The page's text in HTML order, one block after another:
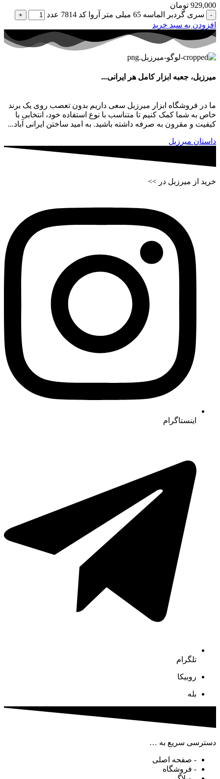
929,000 تومان
سری گردبر الماسه 65 میلی متر آروا کد 7814 عدد
افزودن به سبد خرید
میرزبل، جعبه ابزار کامل هر ایرانی...
ما در فروشگاه ابزار میرزبل سعی داریم بدون تعصب روی یک برند
خاص به شما کمک کنیم تا متناسب با نوع استفاده خود، انتخابی با
کیفیت و مقرون به صرفه داشته باشید. به امید ساختن ایرانی آباد...
داستان میرزبل
خرید از میرزبل در >>
اینستاگرام
تلگرام
روبیکا
بله
دسترسی سریع به …
- صفحه اصلی
- فروشگاه